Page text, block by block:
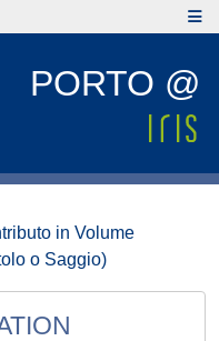
PORTO @
in Volume
o Saggio)